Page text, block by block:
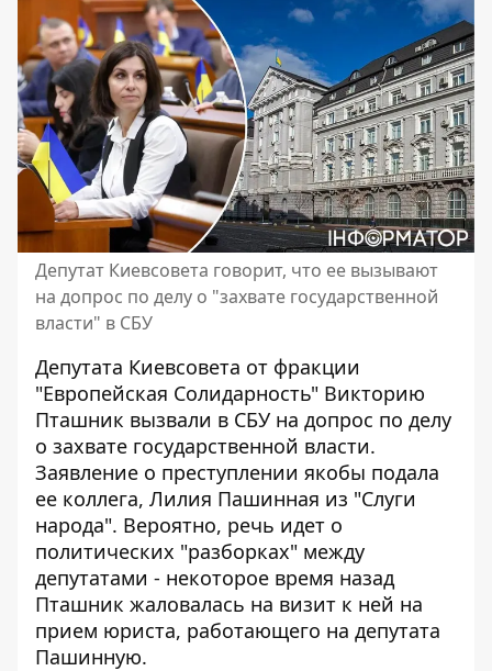
Депутат Киевсовета говорит, что ее вызывают
на допрос по делу о "захвате государственной
власти" в СБУ
Депутата Киевсовета от фракции
"Европейская Солидарность" Викторию
Пташник вызвали в СБУ на допрос по делу
о захвате государственной власти.
Заявление о преступлении якобы подала
ее коллега, Лилия Пашинная из "Слуги
народа". Вероятно, речь идет о
политических "разборках" между
депутатами - некоторое время назад
Пташник жаловалась на визит к ней на
прием юриста, работающего на депутата
Пашинную.